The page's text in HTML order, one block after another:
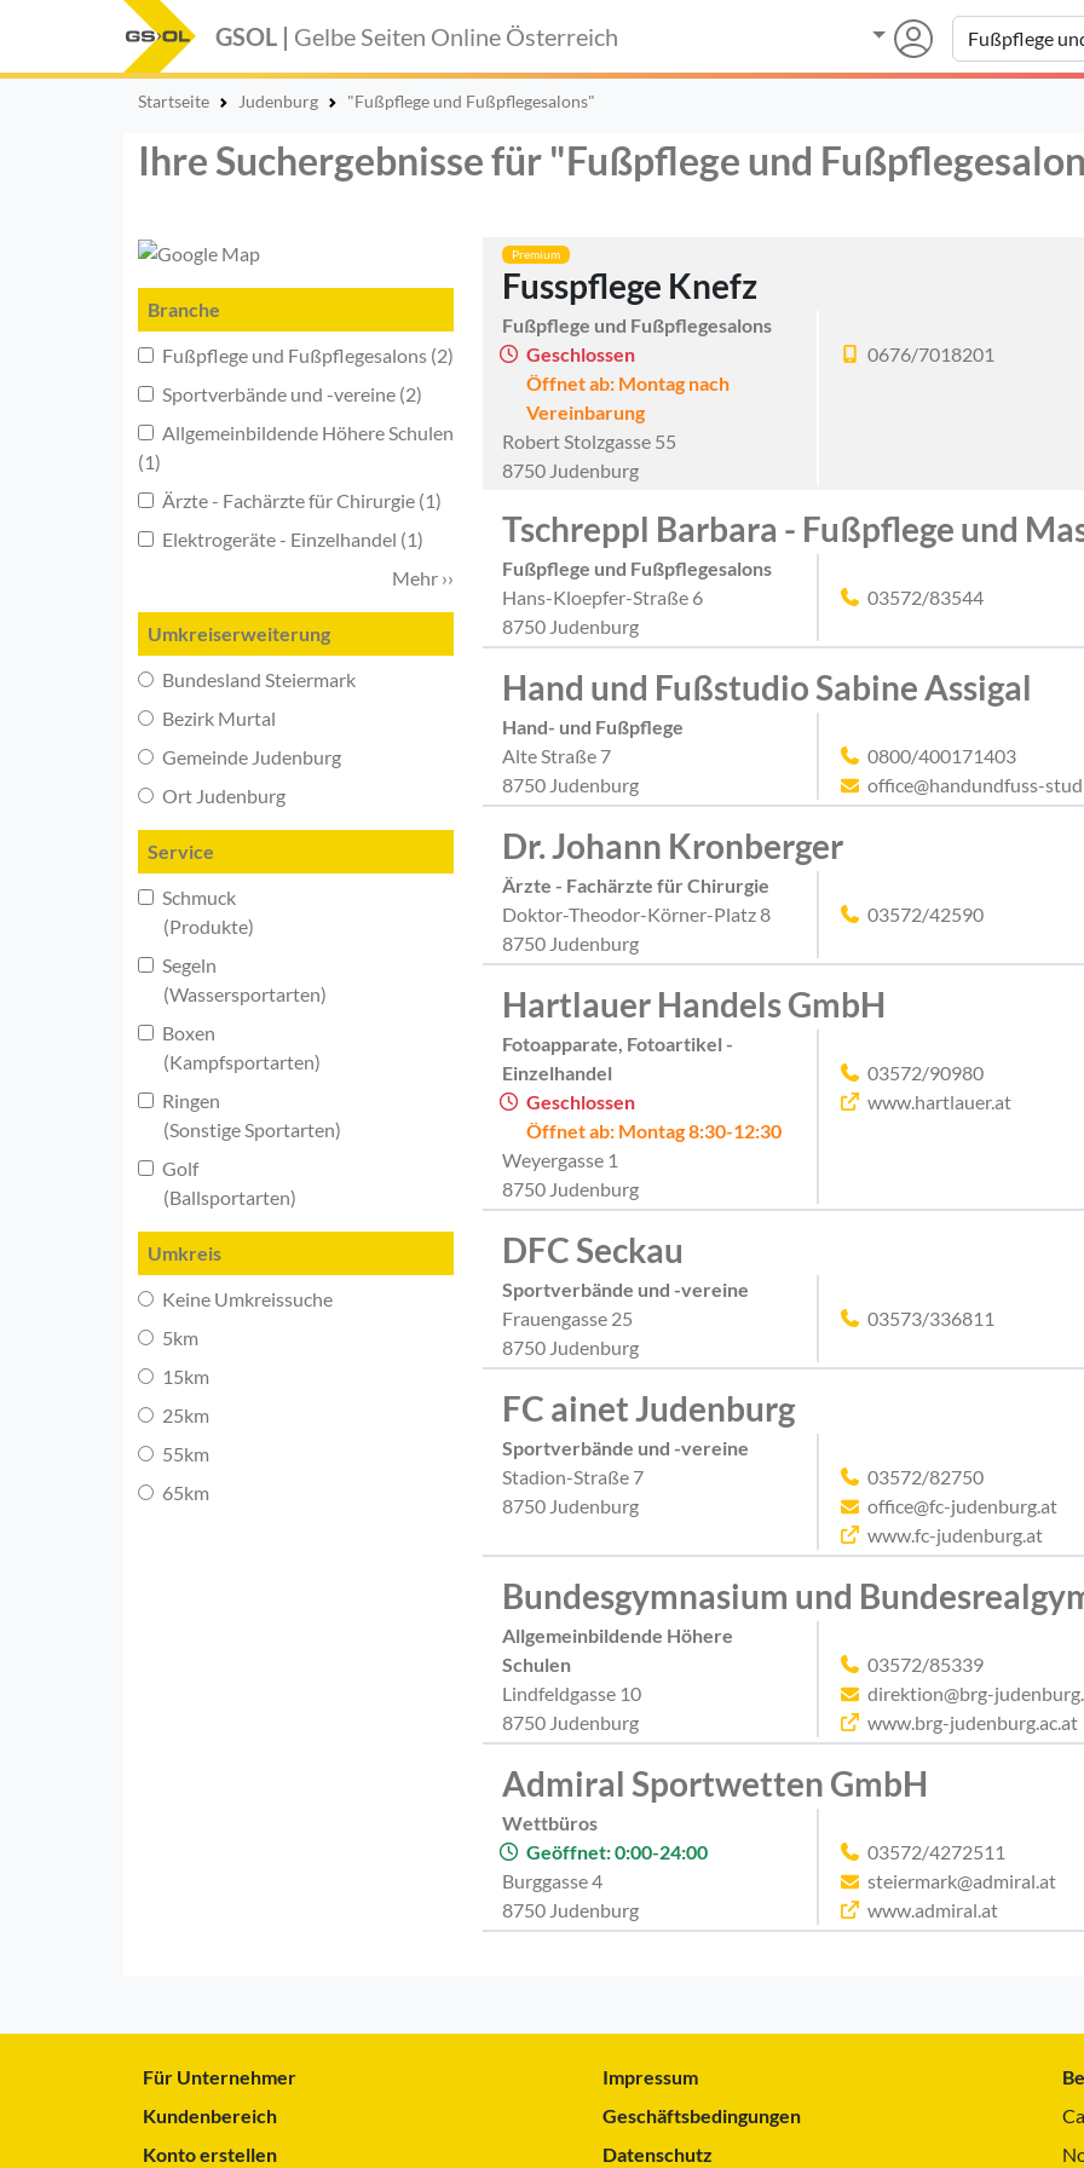
GSOL | Gelbe Seiten Online Österreich
Startseite Judenburg "Fußpflege und Fußpflegesalons"
Ihre Suchergebnisse für "Fußpflege und
Branche
Fußpflege und Fußpflegesalons (2)
Sportverbände und -vereine (2)
Allgemeinbildende Höhere Schulen
(1)
Ärzte - Fachärzte für Chirurgie (1)
Elektrogeräte - Einzelhandel (1)
Mehr ››
Umkreiserweiterung
Bundesland Steiermark
Bezirk Murtal
Gemeinde Judenburg
Ort Judenburg
Service
Schmuck
(Produkte)
Segeln
(Wassersportarten)
Boxen
(Kampfsportarten)
Ringen
(Sonstige Sportarten)
Golf
(Ballsportarten)
Umkreis
Keine Umkreissuche
5km
15km
25km
55km
65km
Premium
Fusspflege Knefz
Fußpflege und Fußpflegesalons
Geschlossen
Öffnet ab: Montag nach
Vereinbarung
Robert Stolzgasse 55
8750 Judenburg
0676/7018201
Tschreppl Barbara - Fußpflege und
Fußpflege und Fußpflegesalons
Hans-Kloepfer-Straße 6
8750 Judenburg
03572/83544
Hand und Fußstudio Sabine Assigal
Hand- und Fußpflege
Alte Straße 7
8750 Judenburg
0800/400171403
office@handundfuss-
Dr. Johann Kronberger
Ärzte - Fachärzte für Chirurgie
Doktor-Theodor-Körner-Platz 8
8750 Judenburg
03572/42590
Hartlauer Handels GmbH
Fotoapparate, Fotoartikel -
Einzelhandel
Geschlossen
Öffnet ab: Montag 8:30-12:30
Weyergasse 1
8750 Judenburg
03572/90980
www.hartlauer.at
DFC Seckau
Sportverbände und -vereine
Frauengasse 25
8750 Judenburg
03573/336811
FC ainet Judenburg
Sportverbände und -vereine
Stadion-Straße 7
8750 Judenburg
03572/82750
office@fc-judenburg.at
www.fc-judenburg.at
Bundesgymnasium und
Allgemeinbildende Höhere
Schulen
Lindfeldgasse 10
8750 Judenburg
03572/85339
direktion@brg-
www.brg-judenburg.ac.at
Admiral Sportwetten GmbH
Wettbüros
Geöffnet: 0:00-24:00
Burggasse 4
8750 Judenburg
03572/4272511
steiermark@admiral.at
www.admiral.at
Für Unternehmer
Kundenbereich
Konto erstellen
Impressum
Geschäftsbedingungen
Datenschutz